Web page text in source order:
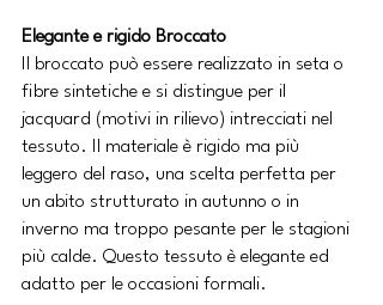
Elegante e rigido Broccato
Il broccato può essere realizzato in seta o
fibre sintetiche e si distingue per il
jacquard (motivi in ​​rilievo) intrecciati nel
tessuto. Il materiale è rigido ma più
leggero del raso, una scelta perfetta per
un abito strutturato in autunno o in
inverno ma troppo pesante per le stagioni
più calde. Questo tessuto è elegante ed
adatto per le occasioni formali.